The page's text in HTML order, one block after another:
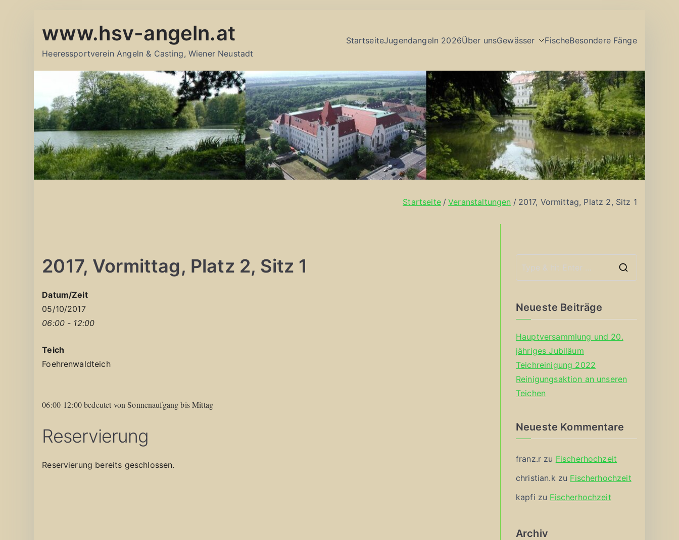
Inhalt
www.hsv-angeln.at
Heeressportverein Angeln & Casting, Wiener Neustadt
StartseiteJugendangeln 2026Über unsGewässer FischeBesondere Fänge
Startseite Veranstaltungen 2017, Vormittag, Platz 2, Sitz 1
2017, Vormittag, Platz 2, Sitz 1
Datum/Zeit
05/10/2017
06:00 - 12:00
Teich
Foehrenwaldteich
06:00-12:00 bedeutet von Sonnenaufgang bis Mittag
Reservierung
Reservierung bereits geschlossen.
Neueste Beiträge
Hauptversammlung und 20.
jähriges Jubiläum
Teichreinigung 2022
Reinigungsaktion an unseren
Teichen
Neueste Kommentare
franz.r zu Fischerhochzeit
christian.k zu Fischerhochzeit
kapfi zu Fischerhochzeit
Archiv